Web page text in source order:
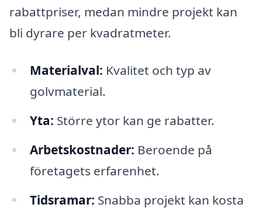
rabattpriser, medan mindre projekt kan
bli dyrare per kvadratmeter.
Materialval: Kvalitet och typ av
golvmaterial.
Yta: Större ytor kan ge rabatter.
Arbetskostnader: Beroende på
företagets erfarenhet.
Tidsramar: Snabba projekt kan kosta